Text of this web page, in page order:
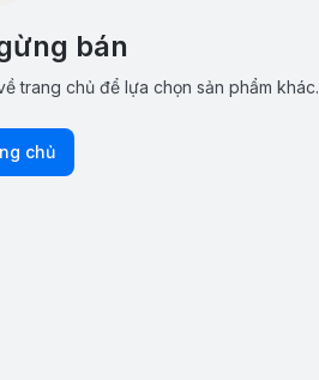
bán
trang chủ để lựa chọn sản phẩm khác.
chủ